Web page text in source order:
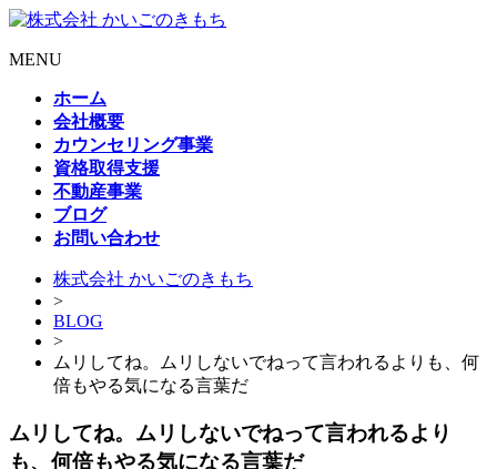
MENU
ホーム
会社概要
カウンセリング事業
資格取得支援
不動産事業
ブログ
お問い合わせ
株式会社 かいごのきもち
>
BLOG
>
ムリしてね。ムリしないでねって言われるよりも、何
倍もやる気になる言葉だ
ムリしてね。ムリしないでねって言われるより
も、何倍もやる気になる言葉だ